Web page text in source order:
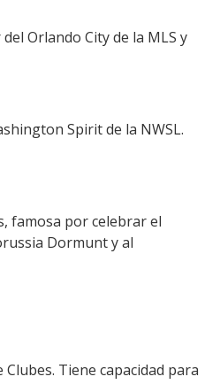
Orlando City de la MLS y
Spirit de la NWSL.
famosa por celebrar el
Dormunt y al
Tiene capacidad para